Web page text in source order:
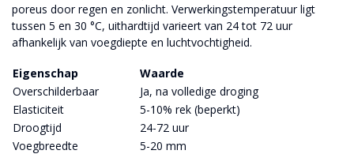
poreus door regen en zonlicht. Verwerkingstemperatuur ligt
tussen 5 en 30 °C, uithardtijd varieert van 24 tot 72 uur
afhankelijk van voegdiepte en luchtvochtigheid.
Eigenschap
Waarde
Overschilderbaar
Ja, na volledige droging
Elasticiteit
5-10% rek (beperkt)
Droogtijd
24-72 uur
Voegbreedte
5-20 mm